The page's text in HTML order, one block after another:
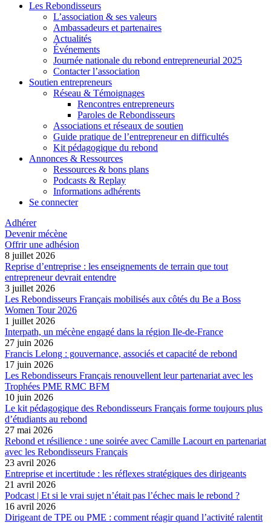
Les Rebondisseurs
L’association & ses valeurs
Ambassadeurs et partenaires
Actualités
Événements
Journée nationale du rebond entrepreneurial 2025
Contacter l’association
Soutien entrepreneurs
Réseau & Témoignages
Rencontres entrepreneurs
Paroles de Rebondisseurs
Associations et réseaux de soutien
Guide pratique de l’entrepreneur en difficultés
Kit pédagogique du rebond
Annonces & Ressources
Ressources & bons plans
Podcasts & Replay
Informations adhérents
Se connecter
Adhérer
Devenir mécène
Offrir une adhésion
8 juillet 2026
Reprise d’entreprise : les enseignements de terrain que tout
entrepreneur devrait entendre
3 juillet 2026
Les Rebondisseurs Français mobilisés aux côtés du Be a Boss
Women Tour 2026
1 juillet 2026
Interpath, un mécène engagé dans la région Ile-de-France
27 juin 2026
Francis Lelong : gouvernance, associés et capacité de rebond
17 juin 2026
Les Rebondisseurs Français renouvellent leur partenariat avec les
Trophées PME RMC BFM
10 juin 2026
Le kit pédagogique des Rebondisseurs Français forme toujours plus
d’étudiants au rebond
27 mai 2026
Rebond et résilience : une soirée avec Camille Lacourt en partenariat
avec les Rebondisseurs Français
23 avril 2026
Entreprise et incertitude : les réflexes stratégiques des dirigeants
21 avril 2026
Podcast | Et si le vrai sujet n’était pas l’échec mais le rebond ?
16 avril 2026
Dirigeant de TPE ou PME : comment réagir quand l’activité ralentit